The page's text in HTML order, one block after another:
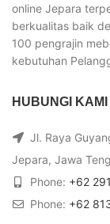
online Jepara
berkualitas baik
100 pengrajin
kebutuhan
HUBUNGI KAMI
Jl. Raya
Jepara, Jawa
Phone: +62
Phone: +62